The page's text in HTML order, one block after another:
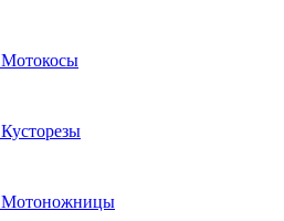
Мотокосы
Кусторезы
Мотоножницы